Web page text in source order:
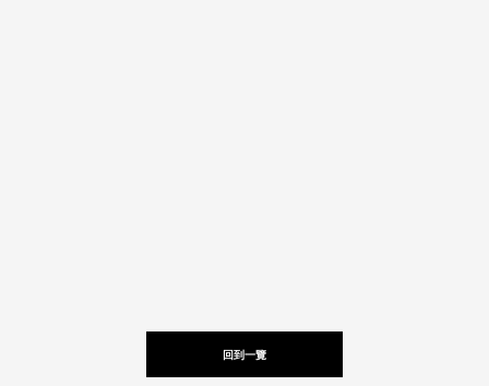
回到一覽